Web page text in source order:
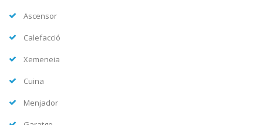
Ascensor
Calefacció
Xemeneia
Cuina
Menjador